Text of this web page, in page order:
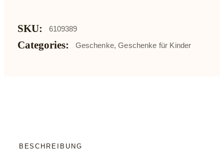
SKU: 6109389
Categories: Geschenke,Geschenke für Kinder
BESCHREIBUNG